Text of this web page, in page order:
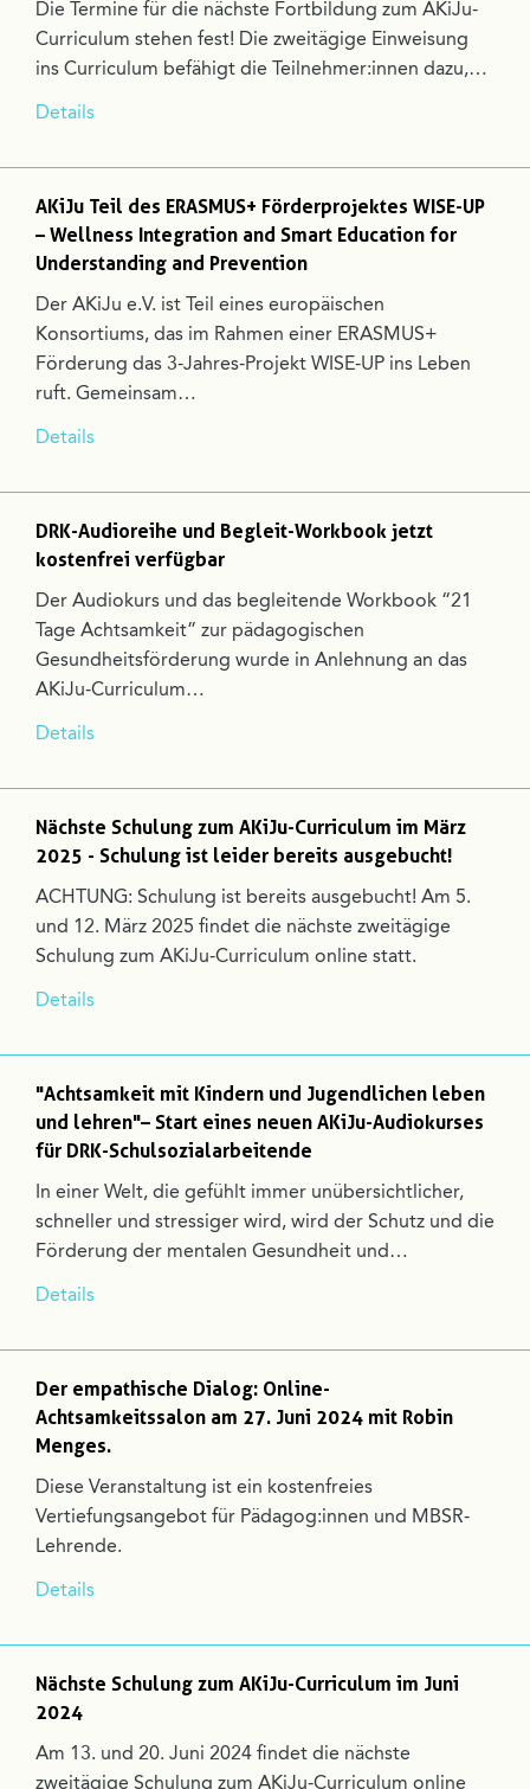
Die Termine für die nächste Fortbildung zum AKiJu-
Curriculum stehen fest! Die zweitägige Einweisung
ins Curriculum befähigt die Teilnehmer:innen dazu,…
Details
AKiJu Teil des ERASMUS+ Förderprojektes WISE-UP
– Wellness Integration and Smart Education for
Understanding and Prevention
Der AKiJu e.V. ist Teil eines europäischen
Konsortiums, das im Rahmen einer ERASMUS+
Förderung das 3-Jahres-Projekt WISE-UP ins Leben
ruft. Gemeinsam…
Details
DRK-Audioreihe und Begleit-Workbook jetzt
kostenfrei verfügbar
Der Audiokurs und das begleitende Workbook “21
Tage Achtsamkeit” zur pädagogischen
Gesundheitsförderung wurde in Anlehnung an das
AKiJu-Curriculum…
Details
Nächste Schulung zum AKiJu-Curriculum im März
2025 - Schulung ist leider bereits ausgebucht!
ACHTUNG: Schulung ist bereits ausgebucht! Am 5.
und 12. März 2025 findet die nächste zweitägige
Schulung zum AKiJu-Curriculum online statt.
Details
"Achtsamkeit mit Kindern und Jugendlichen leben
und lehren"– Start eines neuen AKiJu-Audiokurses
für DRK-Schulsozialarbeitende
In einer Welt, die gefühlt immer unübersichtlicher,
schneller und stressiger wird, wird der Schutz und die
Förderung der mentalen Gesundheit und…
Details
Der empathische Dialog: Online-
Achtsamkeitssalon am 27. Juni 2024 mit Robin
Menges.
Diese Veranstaltung ist ein kostenfreies
Vertiefungsangebot für Pädagog:innen und MBSR-
Lehrende.
Details
Nächste Schulung zum AKiJu-Curriculum im Juni
2024
Am 13. und 20. Juni 2024 findet die nächste
zweitägige Schulung zum AKiJu-Curriculum online